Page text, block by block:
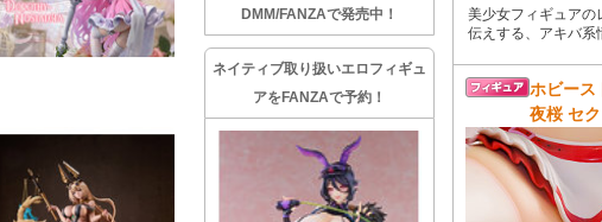
DMM/FANZAで発売中！
ネイティブ取り扱いエロフィギュ
アをFANZAで予約！
美少女フィギュアの
伝えする、アキバ系
ホビース
夜桜 セ